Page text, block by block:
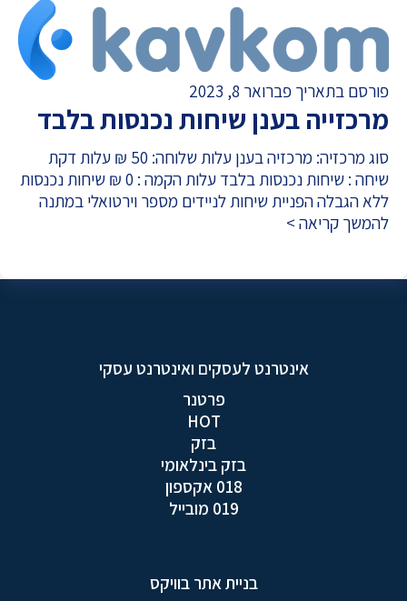
פורסם בתאריך פברואר 8, 2023
מרכזייה בענן שיחות נכנסות בלבד
סוג מרכזיה: מרכזיה בענן עלות שלוחה: 50 ₪ עלות דקת
שיחה : שיחות נכנסות בלבד עלות הקמה : 0 ₪ שיחות נכנסות
ללא הגבלה הפניית שיחות לניידים מספר וירטואלי במתנה
להמשך קריאה >
אינטרנט לעסקים ואינטרנט עסקי
פרטנר
HOT
בזק
בזק בינלאומי
018 אקספון
019 מובייל
בניית אתר בוויקס